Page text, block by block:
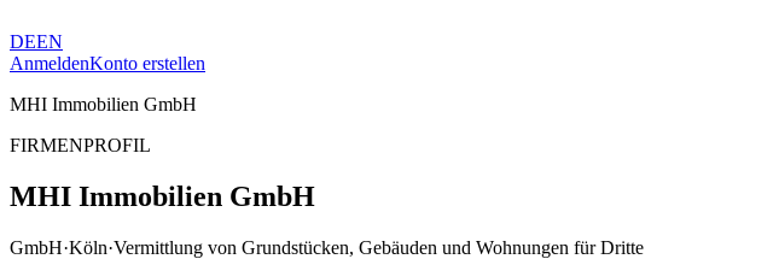
DEEN
AnmeldenKonto erstellen
MHI Immobilien GmbH
FIRMENPROFIL
MHI Immobilien GmbH
GmbH·Köln·Vermittlung von Grundstücken, Gebäuden und Wohnungen für Dritte